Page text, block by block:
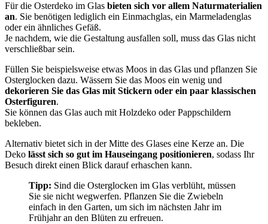
Für die Osterdeko im Glas bieten sich vor allem Naturmaterialien
an. Sie benötigen lediglich ein Einmachglas, ein Marmeladenglas
oder ein ähnliches Gefäß.
Je nachdem, wie die Gestaltung ausfallen soll, muss das Glas nicht
verschließbar sein.
Füllen Sie beispielsweise etwas Moos in das Glas und pflanzen Sie
Osterglocken dazu. Wässern Sie das Moos ein wenig und
dekorieren Sie das Glas mit Stickern oder ein paar klassischen
Osterfiguren.
Sie können das Glas auch mit Holzdeko oder Pappschildern
bekleben.
Alternativ bietet sich in der Mitte des Glases eine Kerze an. Die
Deko lässt sich so gut im Hauseingang positionieren, sodass Ihr
Besuch direkt einen Blick darauf erhaschen kann.
Tipp: Sind die Osterglocken im Glas verblüht, müssen
Sie sie nicht wegwerfen. Pflanzen Sie die Zwiebeln
einfach in den Garten, um sich im nächsten Jahr im
Frühjahr an den Blüten zu erfreuen.